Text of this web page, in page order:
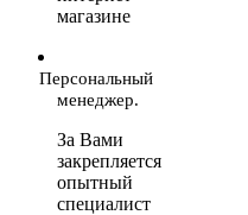
магазине
Персональный
менеджер.
За Вами
закрепляется
опытный
специалист